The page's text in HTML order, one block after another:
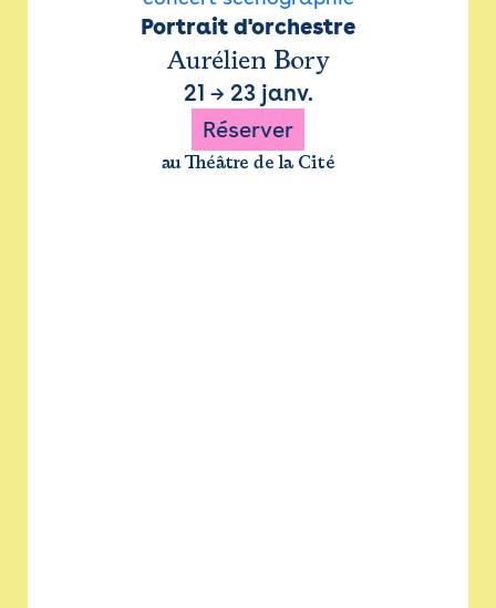
Portrait d'orchestre
Aurélien Bory
21 → 23 janv.
Réserver
au Théâtre de la Cité